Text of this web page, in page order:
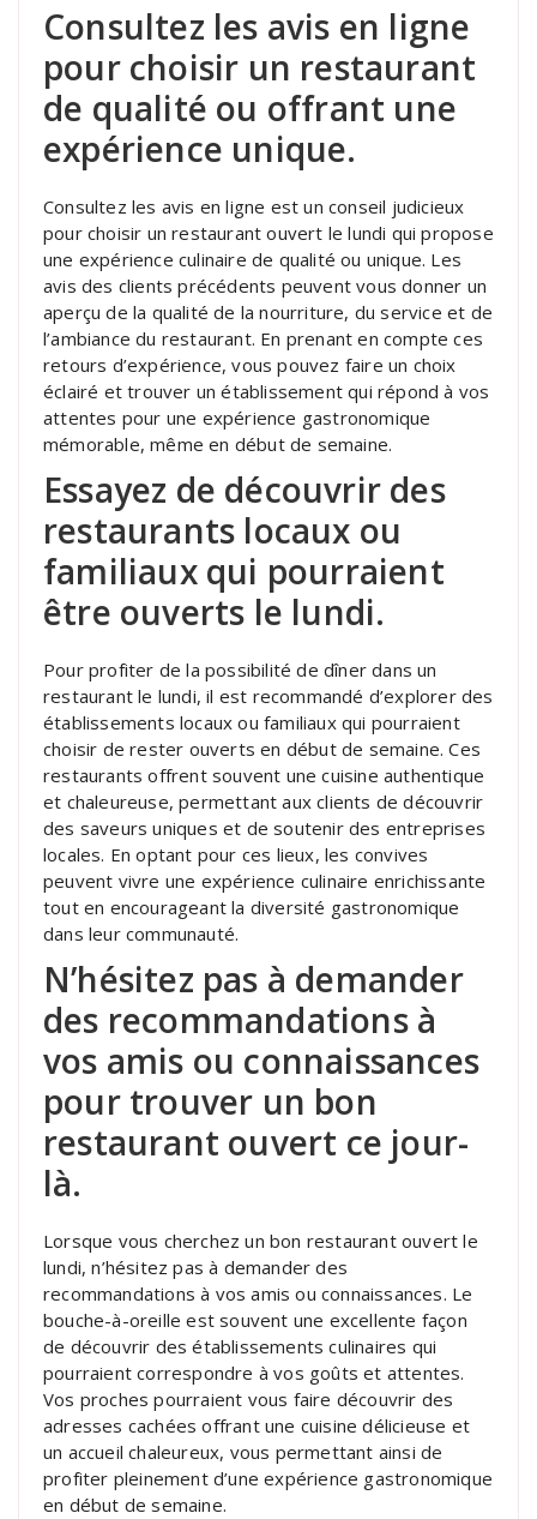
Consultez les avis en ligne
pour choisir un restaurant
de qualité ou offrant une
expérience unique.
Consultez les avis en ligne est un conseil judicieux
pour choisir un restaurant ouvert le lundi qui propose
une expérience culinaire de qualité ou unique. Les
avis des clients précédents peuvent vous donner un
aperçu de la qualité de la nourriture, du service et de
l’ambiance du restaurant. En prenant en compte ces
retours d’expérience, vous pouvez faire un choix
éclairé et trouver un établissement qui répond à vos
attentes pour une expérience gastronomique
mémorable, même en début de semaine.
Essayez de découvrir des
restaurants locaux ou
familiaux qui pourraient
être ouverts le lundi.
Pour profiter de la possibilité de dîner dans un
restaurant le lundi, il est recommandé d’explorer des
établissements locaux ou familiaux qui pourraient
choisir de rester ouverts en début de semaine. Ces
restaurants offrent souvent une cuisine authentique
et chaleureuse, permettant aux clients de découvrir
des saveurs uniques et de soutenir des entreprises
locales. En optant pour ces lieux, les convives
peuvent vivre une expérience culinaire enrichissante
tout en encourageant la diversité gastronomique
dans leur communauté.
N’hésitez pas à demander
des recommandations à
vos amis ou connaissances
pour trouver un bon
restaurant ouvert ce jour-
là.
Lorsque vous cherchez un bon restaurant ouvert le
lundi, n’hésitez pas à demander des
recommandations à vos amis ou connaissances. Le
bouche-à-oreille est souvent une excellente façon
de découvrir des établissements culinaires qui
pourraient correspondre à vos goûts et attentes.
Vos proches pourraient vous faire découvrir des
adresses cachées offrant une cuisine délicieuse et
un accueil chaleureux, vous permettant ainsi de
profiter pleinement d’une expérience gastronomique
en début de semaine.